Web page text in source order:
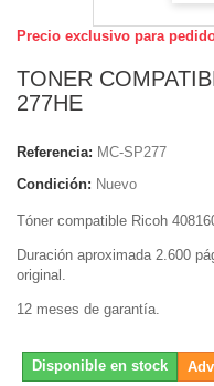
Precio exclusivo para
TONER
277HE
Referencia: MC-SP277
Condición: Nuevo
Tóner compatible Ricoh
Duración aproximada 2.600
original.
12 meses de garantía.
Disponible en stock